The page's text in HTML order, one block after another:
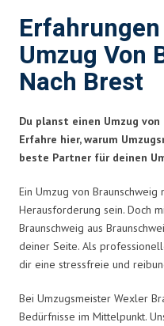
Umzug Von
Nach Brest
Du planst einen Umzug
Erfahre hier, warum
beste Partner für deinen
Ein Umzug von
Herausforderung sein. Doch
Braunschweig aus
deiner Seite. Als
dir eine stressfreie und
Bei Umzugsmeister Wexler
Bedürfnisse im Mittelpunkt.